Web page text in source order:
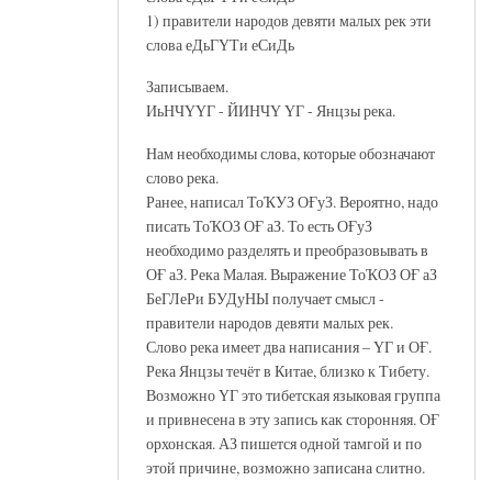
1) правители народов девяти малых рек эти
слова еДьГҮТи еСиДь
Записываем.
ИьНЧҮҮГ - ЙИНЧҮ ҮГ - Янцзы река.
Нам необходимы слова, которые обозначают
слово река.
Ранее, написал ТоҠУЗ ОҒуЗ. Вероятно, надо
писать ТоҠОЗ ОҒ аЗ. То есть ОҒуЗ
необходимо разделять и преобразовывать в
ОҒ аЗ. Река Малая. Выражение ТоҠОЗ ОҒ аЗ
БеГЛеРи БУДуНЫ получает смысл -
правители народов девяти малых рек.
Слово река имеет два написания – ҮГ и ОҒ.
Река Янцзы течёт в Китае, близко к Тибету.
Возможно ҮГ это тибетская языковая группа
и привнесена в эту запись как сторонняя. ОҒ
орхонская. АЗ пишется одной тамгой и по
этой причине, возможно записана слитно.